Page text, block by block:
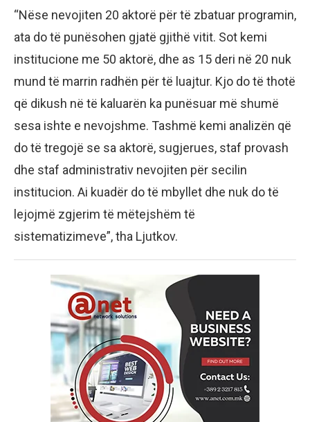
“Nëse nevojiten 20 aktorë për të zbatuar programin,
ata do të punësohen gjatë gjithë vitit. Sot kemi
institucione me 50 aktorë, dhe as 15 deri në 20 nuk
mund të marrin radhën për të luajtur. Kjo do të thotë
që dikush në të kaluarën ka punësuar më shumë
sesa ishte e nevojshme. Tashmë kemi analizën që
do të tregojë se sa aktorë, sugjerues, staf provash
dhe staf administrativ nevojiten për secilin
institucion. Ai kuadër do të mbyllet dhe nuk do të
lejojmë zgjerim të mëtejshëm të
sistematizimeve”, tha Ljutkov.